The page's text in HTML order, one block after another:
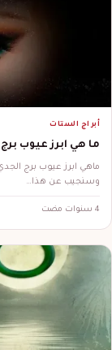
أبراج الستات
ما هي ابرز عيوب
ماهي ابرز عيوب برج
وسنجيب عن هذا…
4 سنوات مضت